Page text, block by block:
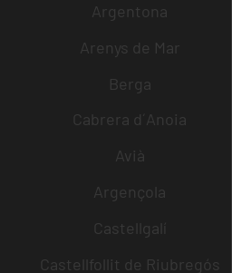
Argentona
Arenys de Mar
Berga
Cabrera d´Anoia
Avià
Argençola
Castellgalí
Castellfollit de Riubregós